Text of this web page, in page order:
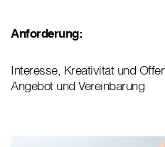
Anforderung:
Interesse, Kreativität und
Angebot und Vereinbarung